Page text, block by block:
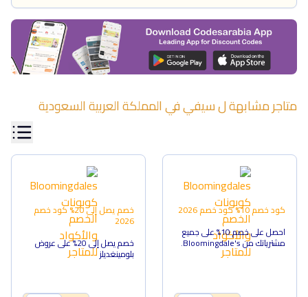
متاجر مشابهة لسيفيفيالمملكة العربية السعودية
كود خصم 10% كود خصم2026
احصل على خصم 10% على جميع
مشترياتك من Bloomingdale's.
خصم يصل إلى 20% كود خصم
2026
خصم يصل إلى 20% على عروض
بلومينغديلز